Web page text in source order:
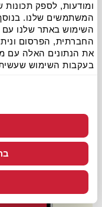
ומודעות, לספק
המשתמשים שלנו.
השימוש באתר שלנו עם
החברתית, הפרסום
את הנתונים האלה עם
בעקבות השימוש